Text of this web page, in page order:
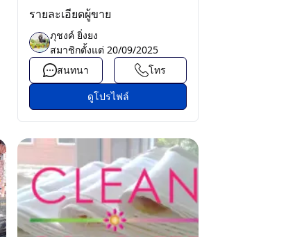
รายละเอียดผู้ขาย
ภุชงค์ ยิ่งยง
สมาชิกตั้งแต่ 20/09/2025
สนทนา
โทร
ดูโปรไฟล์